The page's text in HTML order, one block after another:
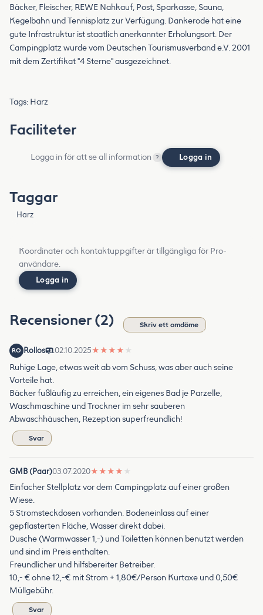
Bäcker, Fleischer, REWE Nahkauf, Post, Sparkasse, Sauna,
Kegelbahn und Tennisplatz zur Verfügung. Dankerode hat eine
gute Infrastruktur ist staatlich anerkannter Erholungsort. Der
Campingplatz wurde vom Deutschen Tourismusverband e.V. 2001
mit dem Zertifikat "4 Sterne" ausgezeichnet.
Tags: Harz
Faciliteter
Logga in för att se all information ? Logga in
Taggar
Harz
Koordinater och kontaktuppgifter är tillgängliga för Pro-
användare.
Logga in
Recensioner (2) Skriv ett omdöme
RO Rollos 02.10.2025★ ★ ★ ★ ★
Ruhige Lage, etwas weit ab vom Schuss, was aber auch seine
Vorteile hat.
Bäcker fußläufig zu erreichen, ein eigenes Bad je Parzelle,
Waschmaschine und Trockner im sehr sauberen
Abwaschhäuschen, Rezeption superfreundlich!
Svar
GMB (Paar)03.07.2020★ ★ ★ ★ ★
Einfacher Stellplatz vor dem Campingplatz auf einer großen
Wiese.
5 Stromsteckdosen vorhanden. Bodeneinlass auf einer
gepflasterten Fläche, Wasser direkt dabei.
Dusche (Warmwasser 1,-) und Toiletten können benutzt werden
und sind im Preis enthalten.
Freundlicher und hilfsbereiter Betreiber.
10,- € ohne 12,-€ mit Strom + 1,80€/Person Kurtaxe und 0,50€
Müllgebühr.
Svar